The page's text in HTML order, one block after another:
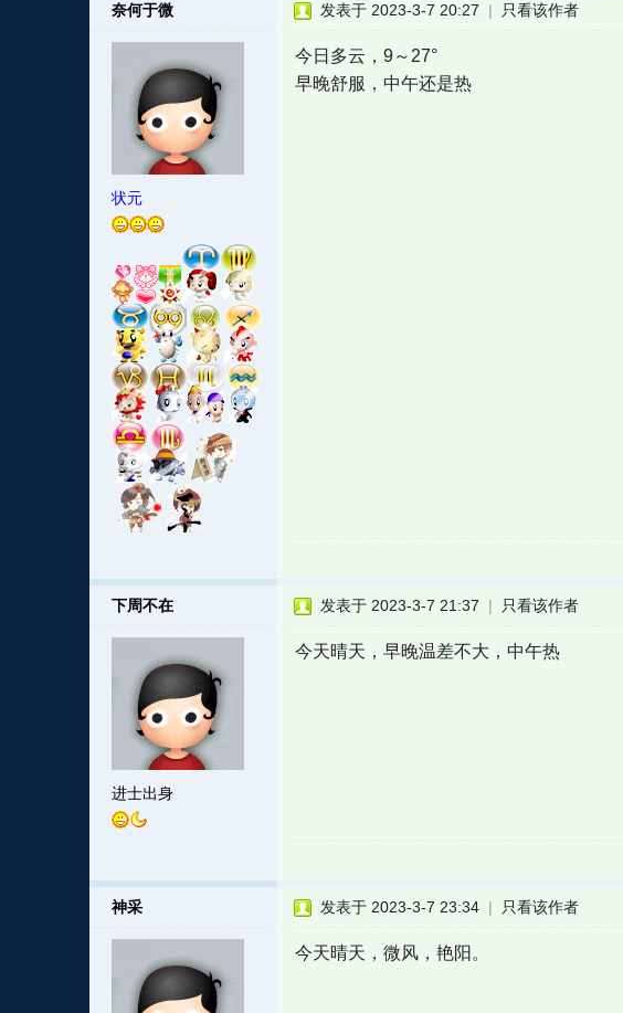
奈何于微
状元
发表于 2023-3-7 20:27 | 只看该作者
今日多云，9～27°
早晚舒服，中午还是热
下周不在
进士出身
发表于 2023-3-7 21:37 | 只看该作者
今天晴天，早晚温差不大，中午热
神采 发表于 2023-3-7 23:34 | 只看该作者
今天晴天，微风，艳阳。